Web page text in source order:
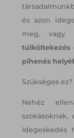
és azon
meg, vagy
túlköltekezés
pihenés
Szükséges ez?
Nehéz
Idegeskedés